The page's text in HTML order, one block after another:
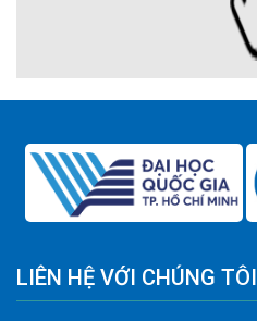
LIÊN HỆ VỚI CHÚNG TÔI